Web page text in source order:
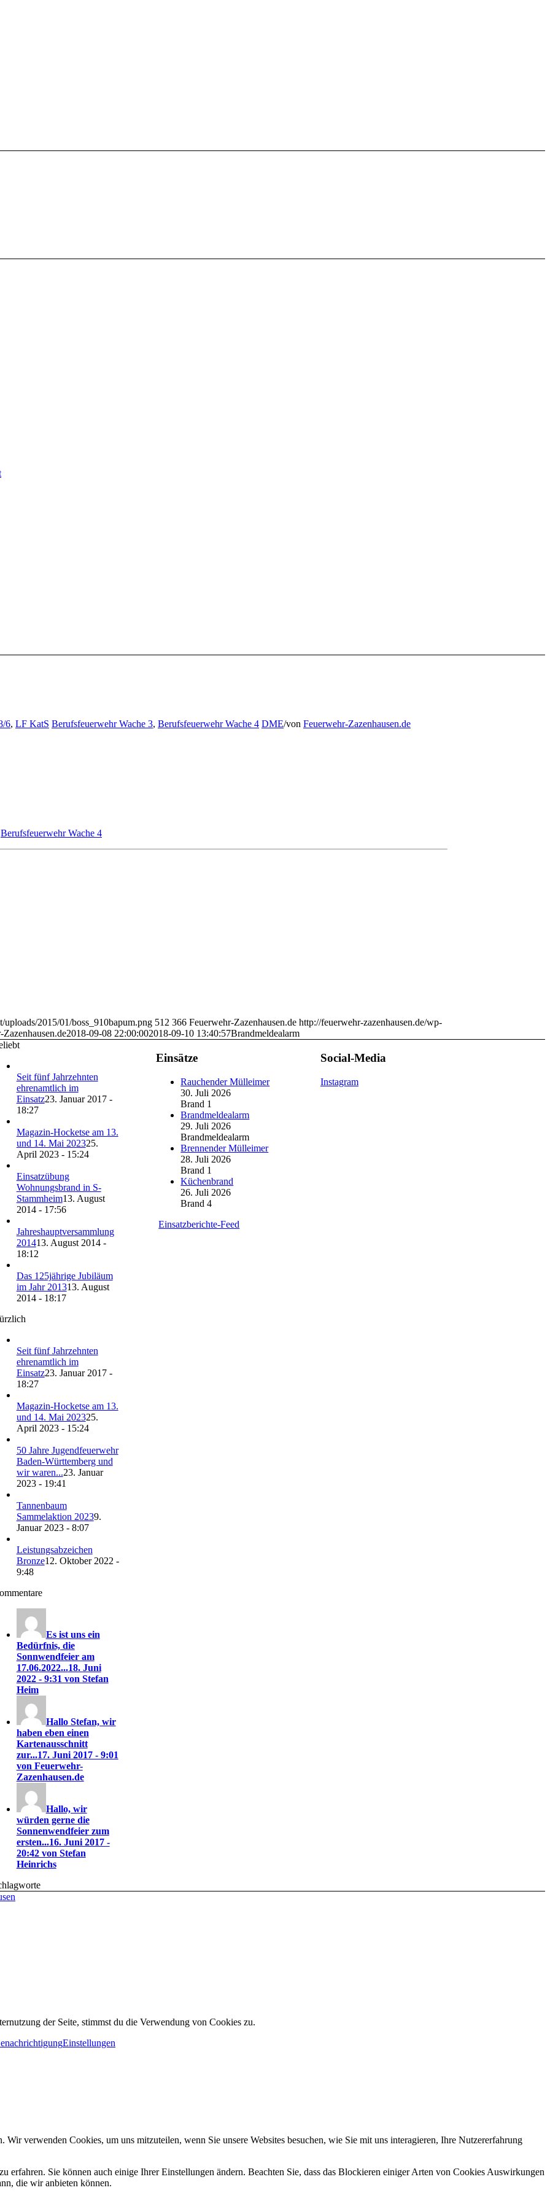
6, LF KatS Berufsfeuerwehr Wache 3, Berufsfeuerwehr Wache 4 DME/von Feuerwehr-Zazenhausen.de
Berufsfeuerwehr Wache 4
uploads/2015/01/boss_910bapum.png 512 366 Feuerwehr-Zazenhausen.de http://feuerwehr-zazenhausen.de/wp-
Zazenhausen.de2018-09-08 22:00:002018-09-10 13:40:57Brandmeldealarm
Seit fünf Jahrzehnten
ehrenamtlich im
Einsatz23. Januar 2017 -
18:27
Magazin-Hocketse am 13.
und 14. Mai 202325.
April 2023 - 15:24
Einsatzübung
Wohnungsbrand in S-
Stammheim13. August
2014 - 17:56
Jahreshauptversammlung
201413. August 2014 -
18:12
Das 125jährige Jubiläum
im Jahr 201313. August
2014 - 18:17
Seit fünf Jahrzehnten
ehrenamtlich im
Einsatz23. Januar 2017 -
18:27
Magazin-Hocketse am 13.
und 14. Mai 202325.
April 2023 - 15:24
50 Jahre Jugendfeuerwehr
Baden-Württemberg und
wir waren...23. Januar
2023 - 19:41
Tannenbaum
Sammelaktion 20239.
Januar 2023 - 8:07
Leistungsabzeichen
Bronze12. Oktober 2022 -
9:48
Es ist uns ein
Bedürfnis, die
Sonnwendfeier am
17.06.2022...18. Juni
2022 - 9:31 von Stefan
Heim
Hallo Stefan, wir
haben eben einen
Kartenausschnitt
zur...17. Juni 2017 - 9:01
von Feuerwehr-
Zazenhausen.de
Hallo, wir
würden gerne die
Sonnenwendfeier zum
ersten...16. Juni 2017 -
20:42 von Stefan
Heinrichs
Einsätze
Rauchender Mülleimer
30. Juli 2026
Brand 1
Brandmeldealarm
29. Juli 2026
Brandmeldealarm
Brennender Mülleimer
28. Juli 2026
Brand 1
Küchenbrand
26. Juli 2026
Brand 4
Einsatzberichte-Feed
Social-Media
Instagram
der Seite, stimmst du die Verwendung von Cookies zu.
Einstellungen
verwenden Cookies, um uns mitzuteilen, wenn Sie unsere Websites besuchen, wie Sie mit uns interagieren, Ihre Nutzererfahrung
erfahren. Sie können auch einige Ihrer Einstellungen ändern. Beachten Sie, dass das Blockieren einiger Arten von Cookies Auswirkungen
die wir anbieten können.